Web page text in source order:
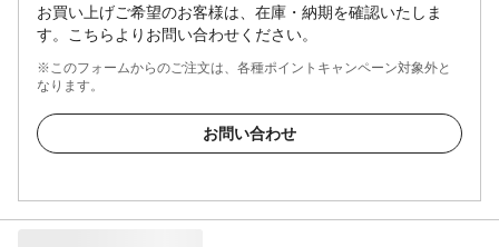
お買い上げご希望のお客様は、在庫・納期を確認いたしま
す。こちらよりお問い合わせください。
※このフォームからのご注文は、各種ポイントキャンペーン対象外と
なります。
お問い合わせ